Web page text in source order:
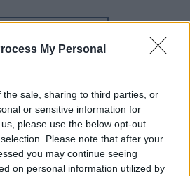
My Personal
sale, sharing to third parties, or
or sensitive information for
please use the below opt-out
Please note that after your
you may continue seeing
on personal information utilized by
| TaggedCUPRA Tavascan